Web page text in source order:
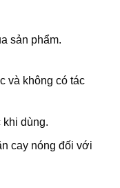
sản phẩm.
và không có tác
dùng.
cay nóng đối với